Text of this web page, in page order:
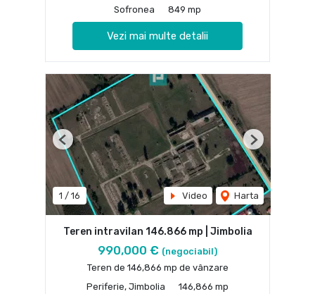
Sofronea
849 mp
Vezi mai multe detalii
1 / 16 Video Harta
Previous Next
Teren intravilan 146.866 mp | Jimbolia
990,000 € (negociabil)
Teren de 146,866 mp de vânzare
Periferie, Jimbolia
146,866 mp